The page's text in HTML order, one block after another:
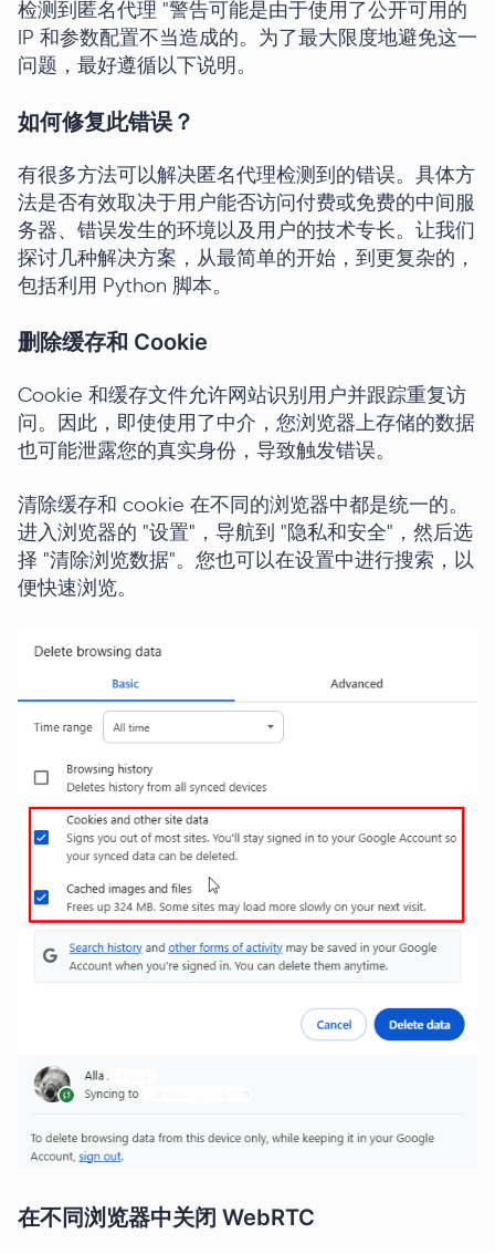
检测到匿名代理 "警告可能是由于使用了公开可用的
IP 和参数配置不当造成的。为了最大限度地避免这一
问题，最好遵循以下说明。
如何修复此错误？
有很多方法可以解决匿名代理检测到的错误。具体方
法是否有效取决于用户能否访问付费或免费的中间服
务器、错误发生的环境以及用户的技术专长。让我们
探讨几种解决方案，从最简单的开始，到更复杂的，
包括利用 Python 脚本。
删除缓存和 Cookie
Cookie 和缓存文件允许网站识别用户并跟踪重复访
问。因此，即使使用了中介，您浏览器上存储的数据
也可能泄露您的真实身份，导致触发错误。
清除缓存和 cookie 在不同的浏览器中都是统一的。
进入浏览器的 "设置"，导航到 "隐私和安全"，然后选
择 "清除浏览数据"。您也可以在设置中进行搜索，以
便快速浏览。
在不同浏览器中关闭 WebRTC